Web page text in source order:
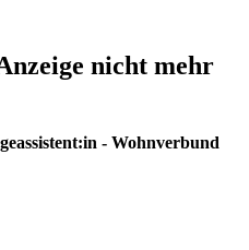
nicht mehr
- Wohnverbund